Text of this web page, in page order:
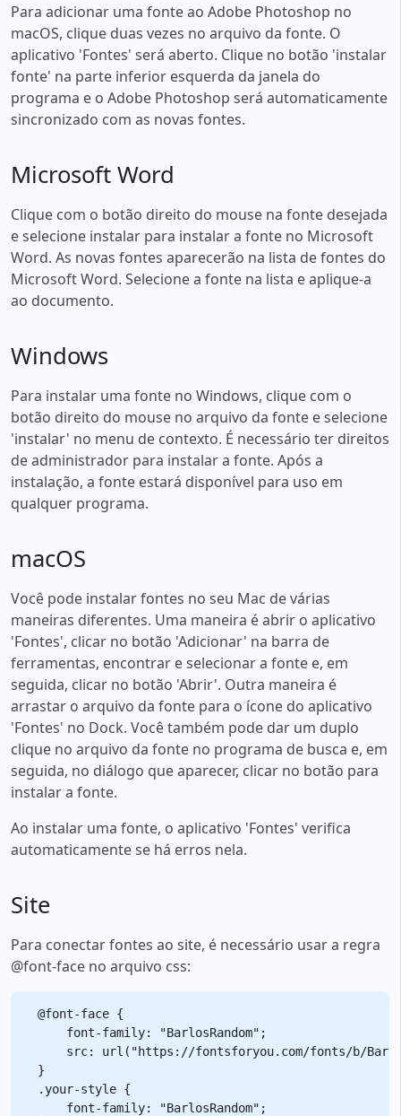
Para adicionar uma fonte ao Adobe Photoshop no
macOS, clique duas vezes no arquivo da fonte. O
aplicativo 'Fontes' será aberto. Clique no botão 'instalar
fonte' na parte inferior esquerda da janela do
programa e o Adobe Photoshop será automaticamente
sincronizado com as novas fontes.
Microsoft Word
Clique com o botão direito do mouse na fonte desejada
e selecione instalar para instalar a fonte no Microsoft
Word. As novas fontes aparecerão na lista de fontes do
Microsoft Word. Selecione a fonte na lista e aplique-a
ao documento.
Windows
Para instalar uma fonte no Windows, clique com o
botão direito do mouse no arquivo da fonte e selecione
'instalar' no menu de contexto. É necessário ter direitos
de administrador para instalar a fonte. Após a
instalação, a fonte estará disponível para uso em
qualquer programa.
macOS
Você pode instalar fontes no seu Mac de várias
maneiras diferentes. Uma maneira é abrir o aplicativo
'Fontes', clicar no botão 'Adicionar' na barra de
ferramentas, encontrar e selecionar a fonte e, em
seguida, clicar no botão 'Abrir'. Outra maneira é
arrastar o arquivo da fonte para o ícone do aplicativo
'Fontes' no Dock. Você também pode dar um duplo
clique no arquivo da fonte no programa de busca e, em
seguida, no diálogo que aparecer, clicar no botão para
instalar a fonte.
Ao instalar uma fonte, o aplicativo 'Fontes' verifica
automaticamente se há erros nela.
Site
Para conectar fontes ao site, é necessário usar a regra
@font-face no arquivo css:
@font-face {
    font-family: "BarlosRandom";
src: url("https://fontsforyou.com/fonts/b/
}
.your-style {
    font-family: "BarlosRandom";